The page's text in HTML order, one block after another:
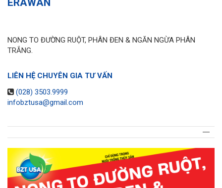
ERAWAN
NONG TO ĐƯỜNG RUỘT, PHÂN ĐEN & NGĂN NGỪA PHÂN
TRẮNG.
LIÊN HỆ CHUYÊN GIA TƯ VẤN
(028) 3503.9999
infobztusa@gmail.com